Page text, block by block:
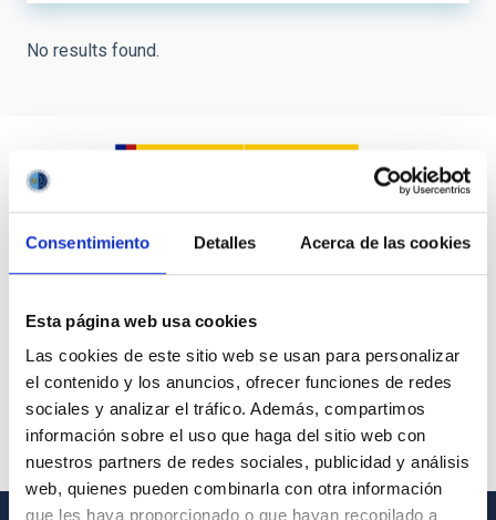
Consentimiento Detalles Acerca de las cookies
Esta página web usa cookies
Las cookies de este sitio web se usan para personalizar
el contenido y los anuncios, ofrecer funciones de redes
sociales y analizar el tráfico. Además, compartimos
información sobre el uso que haga del sitio web con
nuestros partners de redes sociales, publicidad y análisis
web, quienes pueden combinarla con otra información
que les haya proporcionado o que hayan recopilado a
INSTALLATION
No results found.